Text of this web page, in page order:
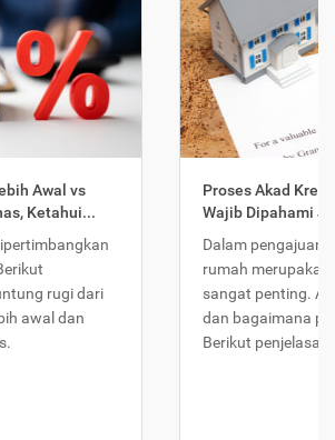
Awal vs
Ketahui...
rugi dari
awal dan
Proses Akad
Wajib Dipahami
Dalam pengajuan
rumah
sangat penting.
dan bagaimana
Berikut